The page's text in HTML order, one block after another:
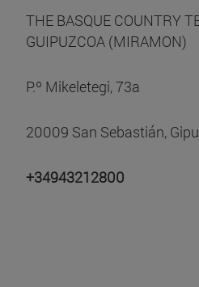
THE BASQUE COUNTRY
GUIPUZCOA (MIRAMON)
P.º Mikeletegi, 73a
20009 San Sebastián,
+34943212800